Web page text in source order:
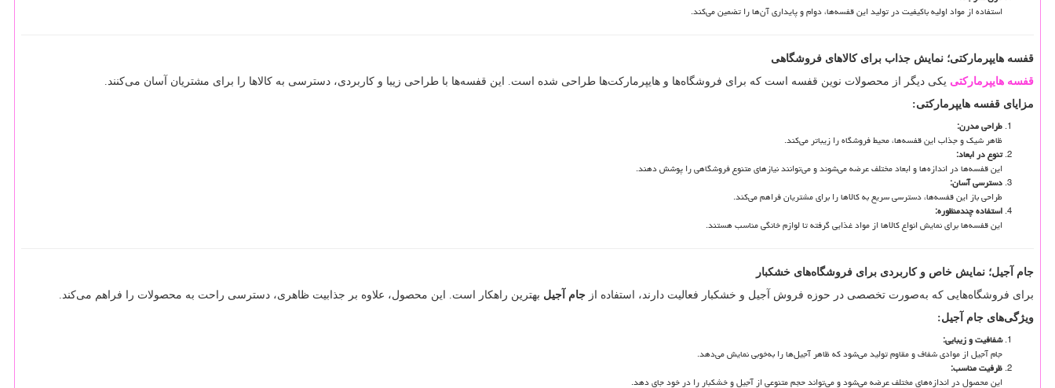
استفاده از مواد اولیه باکیفیت در تولید این قفسه‌ها، دوام و پایداری آن‌ها را تضمین می‌کند.
قفسه هایپرمارکتی؛ نمایش جذاب برای کالاهای فروشگاهی
قفسه هایپرمارکتی یکی دیگر از محصولات نوین قفسه است که برای فروشگاه‌ها و هایپرمارکت‌ها طراحی شده است. این قفسه‌ها با طراحی زیبا و کاربردی، دسترسی به کالاها را برای مشتریان آسان می‌کنند.
مزایای قفسه هایپرمارکتی:
طراحی مدرن:
ظاهر شیک و جذاب این قفسه‌ها، محیط فروشگاه را زیباتر می‌کند.
تنوع در ابعاد:
این قفسه‌ها در اندازه‌ها و ابعاد مختلف عرضه می‌شوند و می‌توانند نیازهای متنوع فروشگاهی را پوشش دهند.
دسترسی آسان:
طراحی باز این قفسه‌ها، دسترسی سریع به کالاها را برای مشتریان فراهم می‌کند.
استفاده چندمنظوره:
این قفسه‌ها برای نمایش انواع کالاها از مواد غذایی گرفته تا لوازم خانگی مناسب هستند.
جام آجیل؛ نمایش خاص و کاربردی برای فروشگاه‌های خشکبار
برای فروشگاه‌هایی که به‌صورت تخصصی در حوزه فروش آجیل و خشکبار فعالیت دارند، استفاده از جام آجیل بهترین راهکار است. این محصول، علاوه بر جذابیت ظاهری، دسترسی راحت به محصولات را فراهم می‌کند.
ویژگی‌های جام آجیل:
شفافیت و زیبایی:
جام آجیل از موادی شفاف و مقاوم تولید می‌شود که ظاهر آجیل‌ها را به‌خوبی نمایش می‌دهد.
ظرفیت مناسب:
این محصول در اندازه‌های مختلف عرضه می‌شود و می‌تواند حجم متنوعی از آجیل و خشکبار را در خود جای دهد.